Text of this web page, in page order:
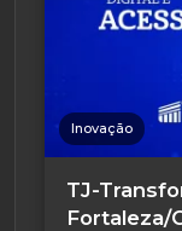
Inovação
TJ-
Fortaleza/